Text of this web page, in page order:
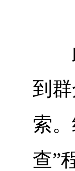
此
到
索
查”